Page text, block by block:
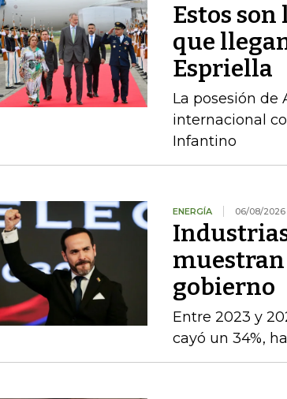
Estos
que
Espriella
La posesión de
internacional
Infantino
ENERGÍA 06/08/2026
gobierno
Entre 2023 y
cayó un 34%,